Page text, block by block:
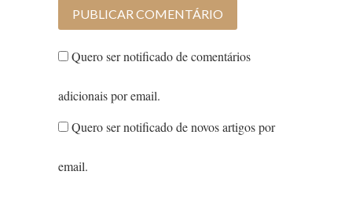
Quero ser notificado de comentários
adicionais por email.
Quero ser notificado de novos artigos por
email.